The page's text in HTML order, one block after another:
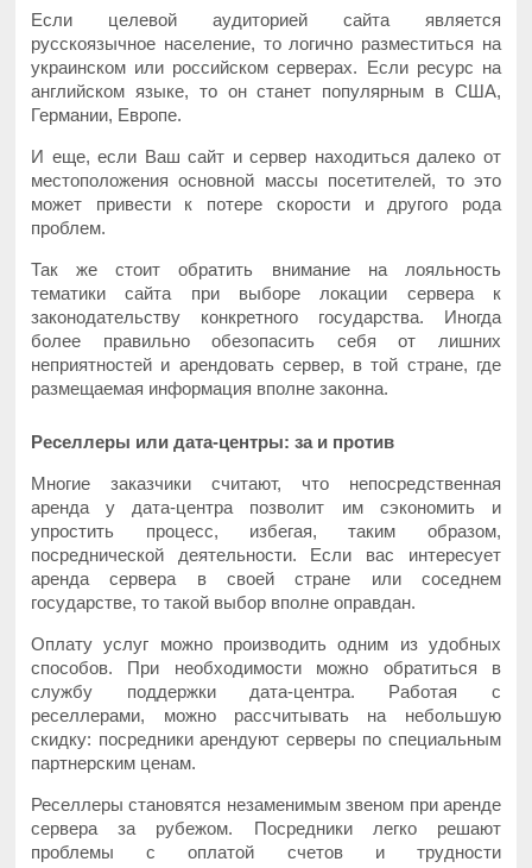
Если целевой аудиторией сайта является
русскоязычное население, то логично разместиться на
украинском или российском серверах. Если ресурс на
английском языке, то он станет популярным в США,
Германии, Европе.
И еще, если Ваш сайт и сервер находиться далеко от
местоположения основной массы посетителей, то это
может привести к потере скорости и другого рода
проблем.
Так же стоит обратить внимание на лояльность
тематики сайта при выборе локации сервера к
законодательству конкретного государства. Иногда
более правильно обезопасить себя от лишних
неприятностей и арендовать сервер, в той стране, где
размещаемая информация вполне законна.
Реселлеры или дата-центры: за и против
Многие заказчики считают, что непосредственная
аренда у дата-центра позволит им сэкономить и
упростить процесс, избегая, таким образом,
посреднической деятельности. Если вас интересует
аренда сервера в своей стране или соседнем
государстве, то такой выбор вполне оправдан.
Оплату услуг можно производить одним из удобных
способов. При необходимости можно обратиться в
службу поддержки дата-центра. Работая с
реселлерами, можно рассчитывать на небольшую
скидку: посредники арендуют серверы по специальным
партнерским ценам.
Реселлеры становятся незаменимым звеном при аренде
сервера за рубежом. Посредники легко решают
проблемы с оплатой счетов и трудности